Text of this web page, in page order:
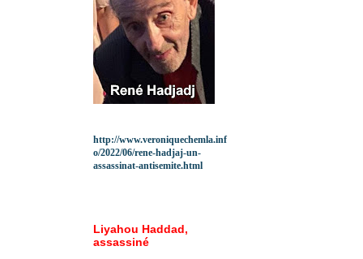
http://www.veroniquechemla.inf
o/2022/06/rene-hadjaj-un-
assassinat-antisemite.html
Liyahou Haddad,
assassiné